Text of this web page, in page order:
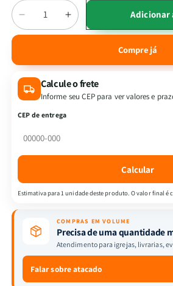
Quantidade
Diminuir
a
Kit
Vida
de
Fé:
Devocional
Quarto
-
Vivo
Aumentar
a
quantidade
Kit
Vida
de
-
Vivo
fé
Adicionar
Compre já
Calcule o frete
Informe seu CEP para ver valores e
CEP de entrega
Calcular
Estimativa para 1 unidade deste produto. O valor final é
COMPRAS EM VOLUME
Precisa de uma quantidade
Atendimento para igrejas, livrarias,
Falar sobre atacado